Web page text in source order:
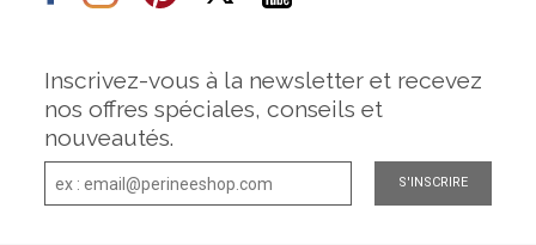
Inscrivez-vous à la newsletter et recevez
nos offres spéciales, conseils et
nouveautés.
S'INSCRIRE